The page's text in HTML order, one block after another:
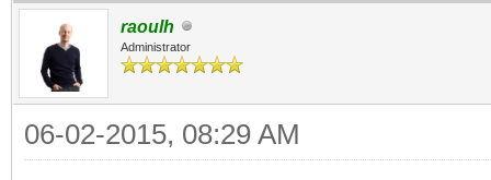
raoulh
Administrator
06-02-2015, 08:29 AM